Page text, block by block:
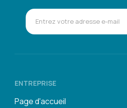
ENTREPRISE
Page d'accueil